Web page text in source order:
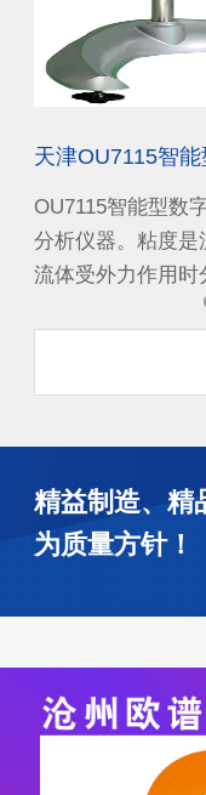
天津OU7115智
OU7115智能型数
分析仪器。粘度是
流体受外力作用
精益制造、精
为质量方针！